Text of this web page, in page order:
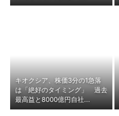
キオクシア、株価3分の1急落
は「絶好のタイミング」 過去
最高益と8000億円自社...